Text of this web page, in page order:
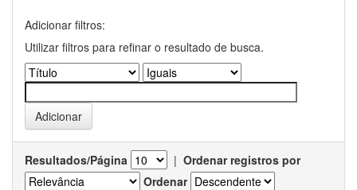
Adicionar filtros:
Utilizar filtros para refinar o resultado de busca.
Resultados/Página | Ordenar registros por
Ordenar